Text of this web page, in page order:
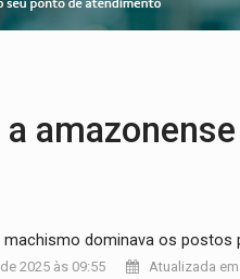
Assembleia Geral
dominava os postos
2025 às 09:55 Atualizada